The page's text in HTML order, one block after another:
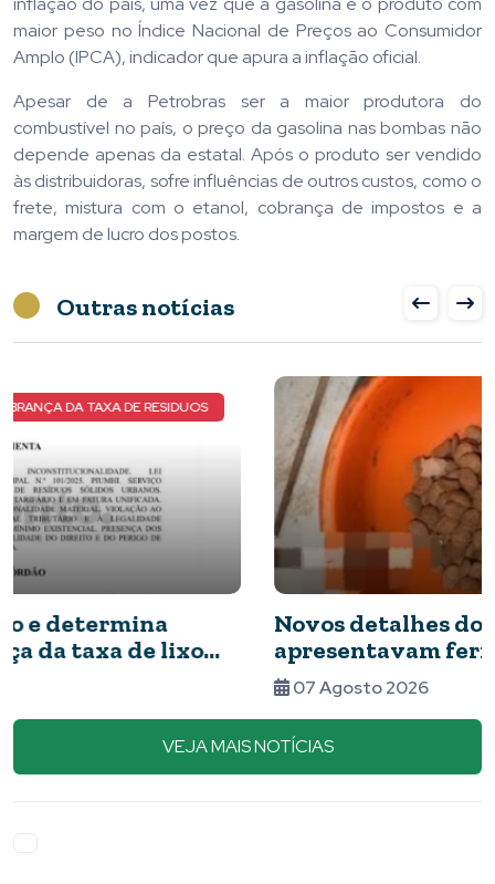
maior peso no Índice Nacional de Preços ao Consumidor
Amplo (IPCA), indicador que apura a inflação oficial.
Apesar de a Petrobras ser a maior produtora do
combustível no país, o preço da gasolina nas bombas não
depende apenas da estatal. Após o produto ser vendido
às distribuidoras, sofre influências de outros custos, como o
frete, mistura com o etanol, cobrança de impostos e a
margem de lucro dos postos.
Outras notícias
NOVOS DETALHES DO CASO
Novos detalhes do caso: cães resgatados
apresentavam ferimentos e comida com
VEJA MAIS NOTÍCIAS